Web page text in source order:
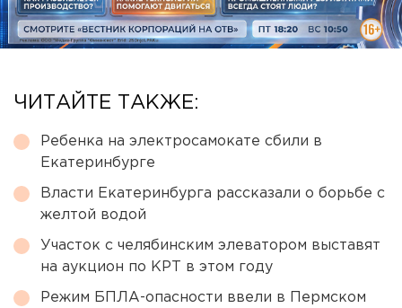
ЧИТАЙТЕ ТАКЖЕ:
Ребенка на электросамокате сбили в
Екатеринбурге
Власти Екатеринбурга рассказали о борьбе с
желтой водой
Участок с челябинским элеватором выставят
на аукцион по КРТ в этом году
Режим БПЛА-опасности ввели в Пермском